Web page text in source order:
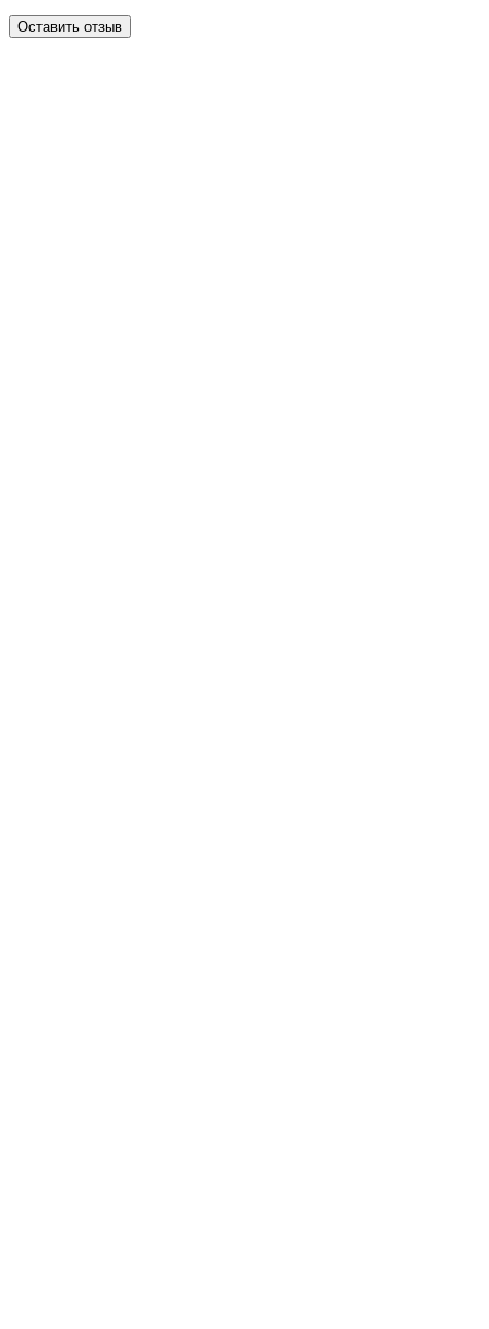
Оставить отзыв